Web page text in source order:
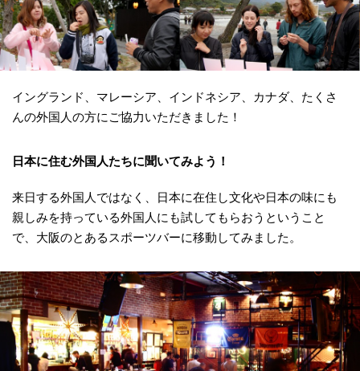
イングランド、マレーシア、インドネシア、カナダ、たくさ
んの外国人の方にご協力いただきました！
日本に住む外国人たちに聞いてみよう！
来日する外国人ではなく、日本に在住し文化や日本の味にも
親しみを持っている外国人にも試してもらおうということ
で、大阪のとあるスポーツバーに移動してみました。